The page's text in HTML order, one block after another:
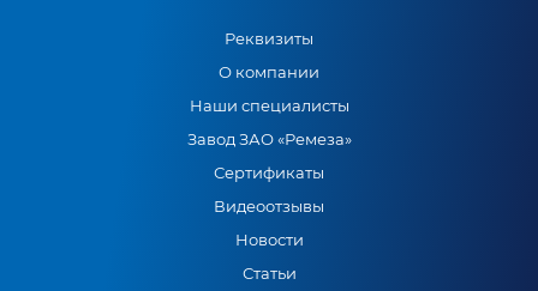
Реквизиты
О компании
Наши специалисты
Завод ЗАО «Ремеза»
Сертификаты
Видеоотзывы
Новости
Статьи